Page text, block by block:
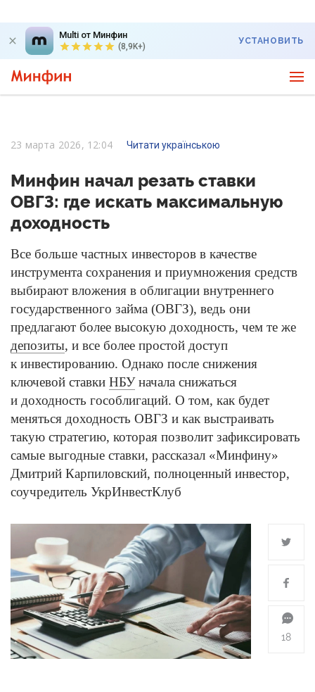
Multi от Минфин
(8,9K+)
УСТАНОВИТЬ
23 марта 2026, 12:04 Читати українською
Минфин начал резать ставки
ОВГЗ: где искать максимальную
доходность
Все больше частных инвесторов в качестве
инструмента сохранения и приумножения средств
выбирают вложения в облигации внутреннего
государственного займа (ОВГЗ), ведь они
предлагают более высокую доходность, чем те же
депозиты, и все более простой доступ
к инвестированию. Однако после снижения
ключевой ставки НБУначала снижаться
и доходность гособлигаций. О том, как будет
меняться доходность ОВГЗ и как выстраивать
такую стратегию, которая позволит зафиксировать
самые выгодные ставки, рассказал «Минфину»
Дмитрий Карпиловский, полноценный инвестор,
соучредитель УкрИнвестКлуб
18